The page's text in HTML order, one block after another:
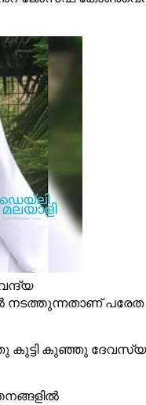
നടത്തുന്നതാണ് പരേത
കുഞ്ഞു ദേവസ്യ
www.dailymalayaly.com